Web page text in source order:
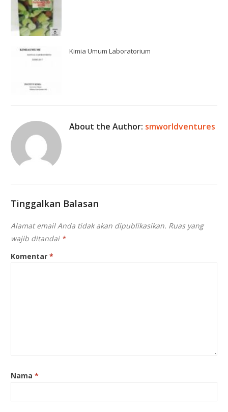
Kimia Umum Laboratorium
About the Author: smworldventures
Tinggalkan Balasan
Alamat email Anda tidak akan dipublikasikan. Ruas yang
wajib ditandai *
Komentar*
Nama*